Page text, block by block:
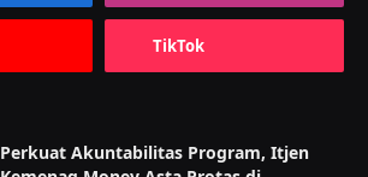
TikTok
Perkuat Akuntabilitas Program, Itjen